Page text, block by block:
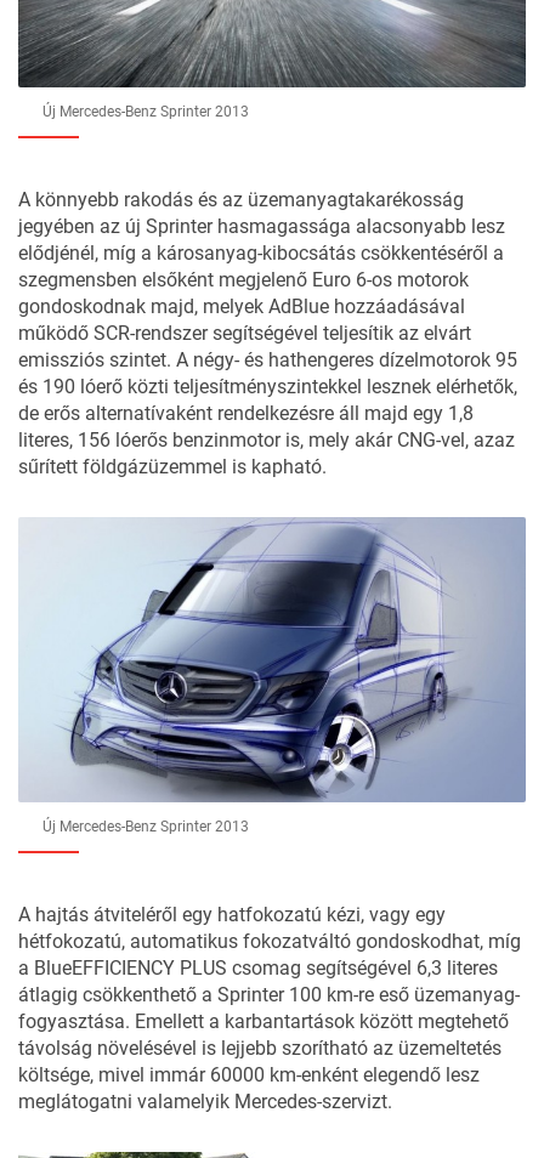
Új Mercedes-Benz Sprinter 2013
A könnyebb rakodás és az üzemanyagtakarékosság
jegyében az új Sprinter hasmagassága alacsonyabb lesz
elődjénél, míg a károsanyag-kibocsátás csökkentéséről a
szegmensben elsőként megjelenő Euro 6-os motorok
gondoskodnak majd, melyek AdBlue hozzáadásával
működő SCR-rendszer segítségével teljesítik az elvárt
emissziós szintet. A négy- és hathengeres dízelmotorok 95
és 190 lóerő közti teljesítményszintekkel lesznek elérhetők,
de erős alternatívaként rendelkezésre áll majd egy 1,8
literes, 156 lóerős benzinmotor is, mely akár CNG-vel, azaz
sűrített földgázüzemmel is kapható.
Új Mercedes-Benz Sprinter 2013
A hajtás átviteléről egy hatfokozatú kézi, vagy egy
hétfokozatú, automatikus fokozatváltó gondoskodhat, míg
a BlueEFFICIENCY PLUS csomag segítségével 6,3 literes
átlagig csökkenthető a Sprinter 100 km-re eső üzemanyag-
fogyasztása. Emellett a karbantartások között megtehető
távolság növelésével is lejjebb szorítható az üzemeltetés
költsége, mivel immár 60000 km-enként elegendő lesz
meglátogatni valamelyik Mercedes-szervizt.